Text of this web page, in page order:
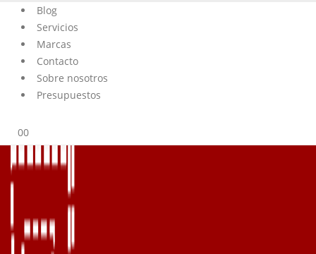
Blog
Servicios
Marcas
Contacto
Sobre nosotros
Presupuestos
00